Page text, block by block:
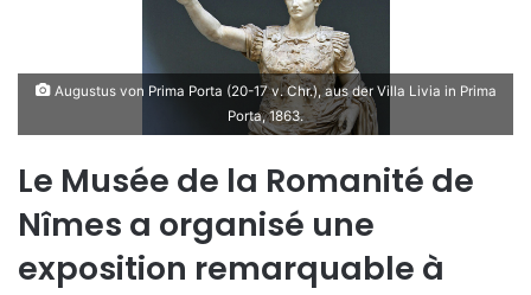
Augustus von Prima Porta (20-17 v. Chr.), aus der Villa Livia in Prima
Porta, 1863.
Le Musée de la Romanité de
Nîmes a organisé une
exposition remarquable à